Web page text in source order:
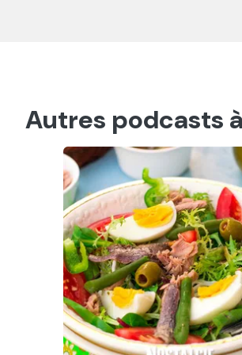
Autres podcasts